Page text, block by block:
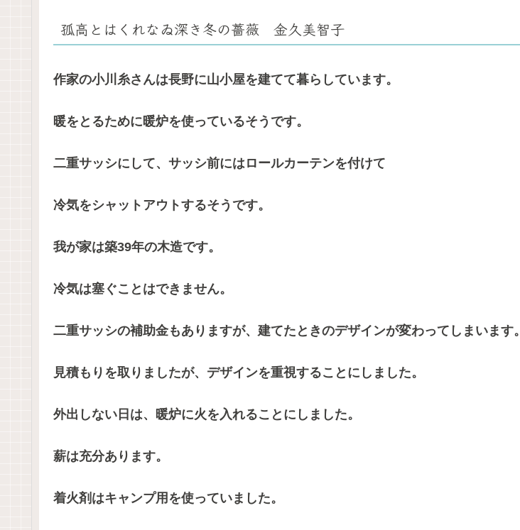
孤高とはくれなゐ深き冬の薔薇 金久美智子
作家の小川糸さんは長野に山小屋を建てて暮らしています。
暖をとるために暖炉を使っているそうです。
二重サッシにして、サッシ前にはロールカーテンを付けて
冷気をシャットアウトするそうです。
我が家は築39年の木造です。
冷気は塞ぐことはできません。
二重サッシの補助金もありますが、建てたときのデザインが変わってしまいます。
見積もりを取りましたが、デザインを重視することにしました。
外出しない日は、暖炉に火を入れることにしました。
薪は充分あります。
着火剤はキャンプ用を使っていました。